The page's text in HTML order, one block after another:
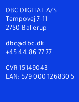
DBC DIGITAL A/S
Tempovej 7-11
2750 Ballerup
dbc@dbc.dk
+45 44 86 77 77
CVR 15149043
EAN: 579 000 126830 5